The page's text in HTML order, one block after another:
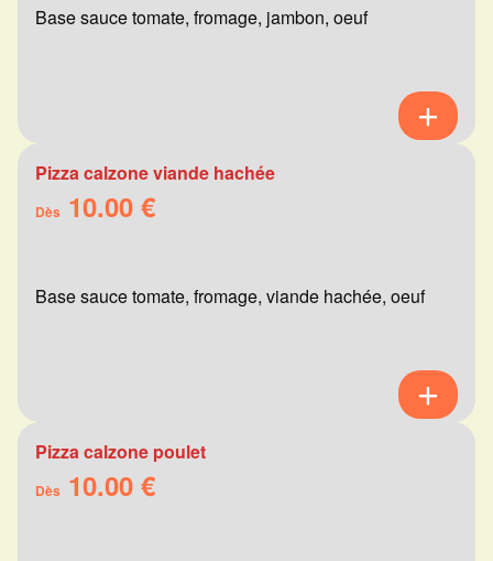
Base sauce tomate, fromage, jambon, oeuf
Pizza calzone viande hachée
Dès 10.00 €
Base sauce tomate, fromage, viande hachée, oeuf
Pizza calzone poulet
Dès 10.00 €